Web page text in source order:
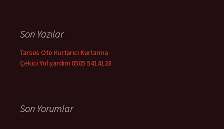
:Son Yazılar
Tarsus Oto Kurtarıcı Kurtarma
Çekici Yol yardım 0505 5414128
Son Yorumlar